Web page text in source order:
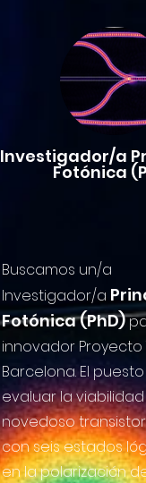
Investigador/a
Fotónica
Buscamos un/a
Investigador/a
Fotónica (PhD)
innovador Proyecto
Barcelona. El
evaluar la
novedoso
con seis estados
en la polarización